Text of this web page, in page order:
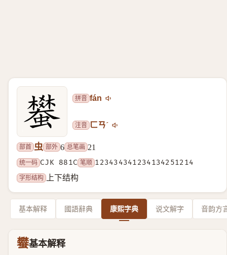
拼音 fán
注音 ㄈㄢˊ
部首 虫 部外 6 总笔画 21
统一码 CJK 881C 笔顺 123434341234134251214
字形结构
上下结构
基本解释 國語辭典 康熙字典 说文解字 音韵方
蠜基本解释